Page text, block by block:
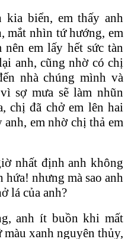
biển, em thấy anh
mắt nhìn tứ hướng, em
em lấy hết sức tàn
anh, cũng nhờ có chị
nhà chúng mình và
sợ mưa sẽ làm nhũn
chị đã chở em lên hai
em nhờ chị thả em
nhất định anh không
hứa! nhưng mà sao anh
lá của anh?
anh ít buồn khi mất
xanh nguyên thủy,